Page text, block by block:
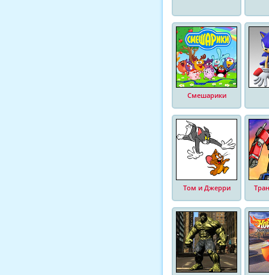
Смешарики
Том и Джерри